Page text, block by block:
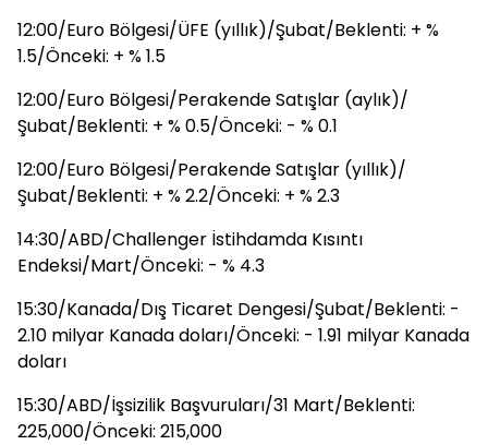
12:00/Euro Bölgesi/ÜFE (yıllık)/Şubat/Beklenti: + %
1.5/Önceki: + % 1.5
12:00/Euro Bölgesi/Perakende Satışlar (aylık)/
Şubat/Beklenti: + % 0.5/Önceki: - % 0.1
12:00/Euro Bölgesi/Perakende Satışlar (yıllık)/
Şubat/Beklenti: + % 2.2/Önceki: + % 2.3
14:30/ABD/Challenger İstihdamda Kısıntı
Endeksi/Mart/Önceki: - % 4.3
15:30/Kanada/Dış Ticaret Dengesi/Şubat/Beklenti: -
2.10 milyar Kanada doları/Önceki: - 1.91 milyar Kanada
doları
15:30/ABD/İşsizilik Başvuruları/31 Mart/Beklenti:
225,000/Önceki: 215,000